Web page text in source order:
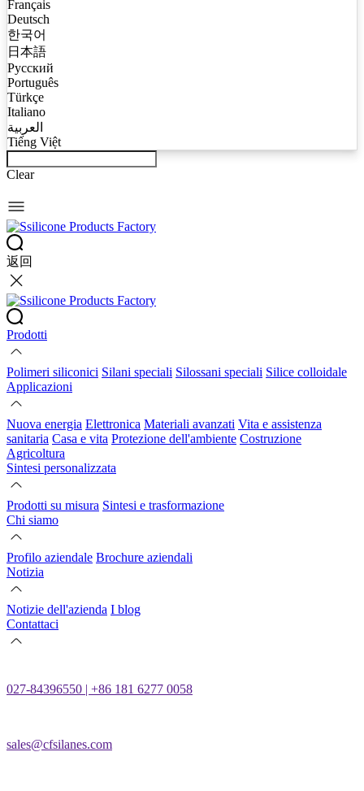
Français
Deutsch
한국어
日本語
Русский
Português
Türkçe
Italiano
العربية
Tiếng Việt
Clear
返回
Prodotti
Polimeri siliconici Silani speciali Silossani speciali Silice colloidale
Applicazioni
Nuova energia Elettronica Materiali avanzati Vita e assistenza
sanitaria Casa e vita Protezione dell'ambiente Costruzione
Agricoltura
Sintesi personalizzata
Prodotti su misura Sintesi e trasformazione
Chi siamo
Profilo aziendale Brochure aziendali
Notizia
Notizie dell'azienda I blog
Contattaci
027-84396550 | +86 181 6277 0058
sales@cfsilanes.com